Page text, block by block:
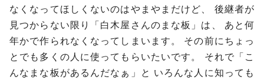
なくなってほしくないのはやまやまだけど、 後継者が
見つからない限り「白木屋さんのまな板」は、 あと何
年かで作られなくなってしまいます。 その前にちょっ
とでも多くの人に使ってもらいたいです。 それで「こ
んなまな板があるんだなぁ」と いろんな人に知っても